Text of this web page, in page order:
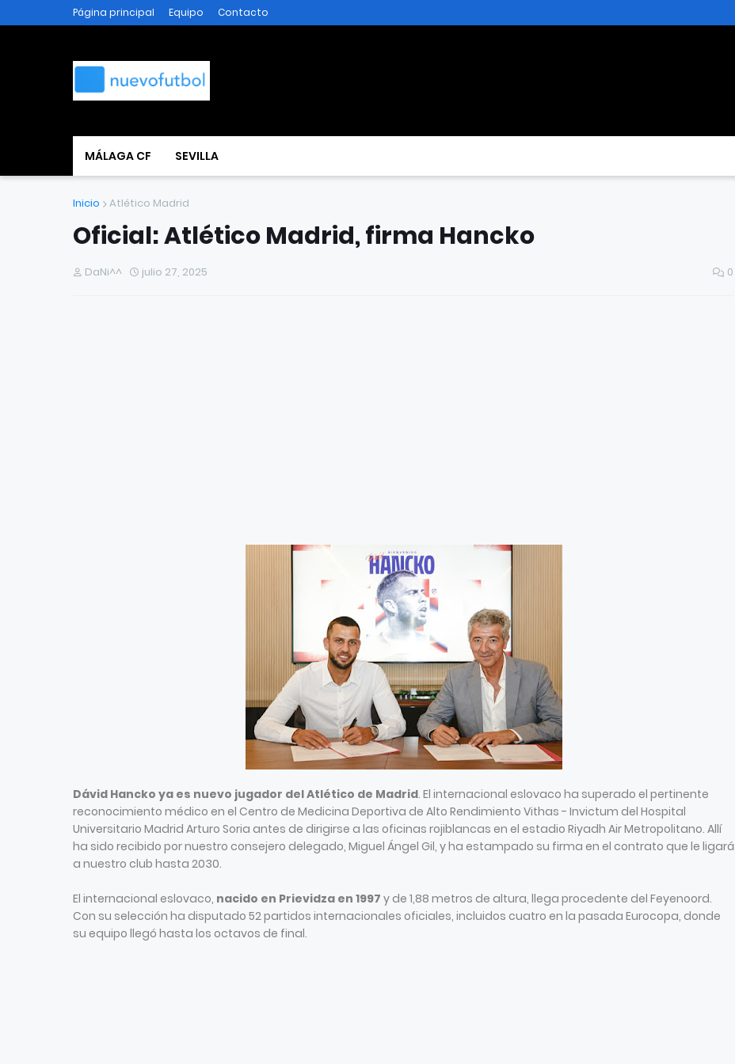
Página principal Equipo Contacto
MÁLAGA CF SEVILLA
Inicio Atlético Madrid
Oficial: Atlético Madrid, firma Hancko
DaNi^^ julio 27, 2025 0
Dávid Hancko ya es nuevo jugador del Atlético de Madrid. El internacional eslovaco ha superado el pertinente
reconocimiento médico en el Centro de Medicina Deportiva de Alto Rendimiento Vithas - Invictum del Hospital
Universitario Madrid Arturo Soria antes de dirigirse a las oficinas rojiblancas en el estadio Riyadh Air Metropolitano. Allí
ha sido recibido por nuestro consejero delegado, Miguel Ángel Gil, y ha estampado su firma en el contrato que le ligará
a nuestro club hasta 2030.
El internacional eslovaco, nacido en Prievidza en 1997 y de 1,88 metros de altura, llega procedente del Feyenoord.
Con su selección ha disputado 52 partidos internacionales oficiales, incluidos cuatro en la pasada Eurocopa, donde
su equipo llegó hasta los octavos de final.